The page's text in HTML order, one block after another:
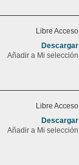
Libre Acceso
Descargar
Añadir a Mi selección
Libre Acceso
Descargar
Añadir a Mi selección